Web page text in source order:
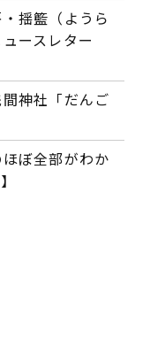
・揺籃（ようら
ースレター
間神社「だんご
ほぼ全部がわか